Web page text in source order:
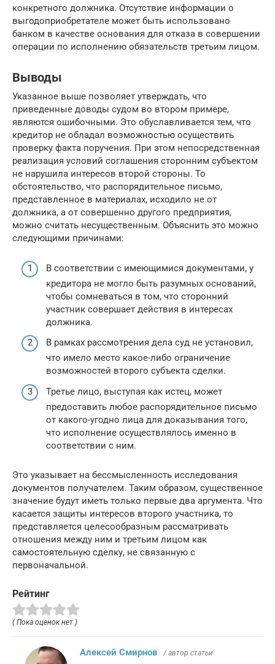
конкретного должника. Отсутствие информации о
выгодоприобретателе может быть использовано
банком в качестве основания для отказа в совершении
операции по исполнению обязательств третьим лицом.
Выводы
Указанное выше позволяет утверждать, что
приведенные доводы судом во втором примере,
являются ошибочными. Это обуславливается тем, что
кредитор не обладал возможностью осуществить
проверку факта поручения. При этом непосредственная
реализация условий соглашения сторонним субъектом
не нарушила интересов второй стороны. То
обстоятельство, что распорядительное письмо,
представленное в материалах, исходило не от
должника, а от совершенно другого предприятия,
можно считать несущественным. Объяснить это можно
следующими причинами:
В соответствии с имеющимися документами, у
кредитора не могло быть разумных оснований,
чтобы сомневаться в том, что сторонний
участник совершает действия в интересах
должника.
В рамках рассмотрения дела суд не установил,
что имело место какое-либо ограничение
возможностей второго субъекта сделки.
Третье лицо, выступая как истец, может
предоставить любое распорядительное письмо
от какого-угодно лица для доказывания того,
что исполнение осуществлялось именно в
соответствии с ним.
Это указывает на бессмысленность исследования
документов получателем. Таким образом, существенное
значение будут иметь только первые два аргумента. Что
касается защиты интересов второго участника, то
представляется целесообразным рассматривать
отношения между ним и третьим лицом как
самостоятельную сделку, не связанную с
первоначальной.
Рейтинг
( Пока оценок нет )
Алексей Смирнов / автор статьи